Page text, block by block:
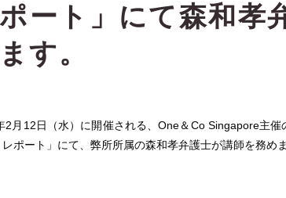
ート」にて森和孝
す。
2月12日（水）に開催される、One＆Co Singapore主
レポート」にて、弊所所属の森和孝弁護士が講師を務めま